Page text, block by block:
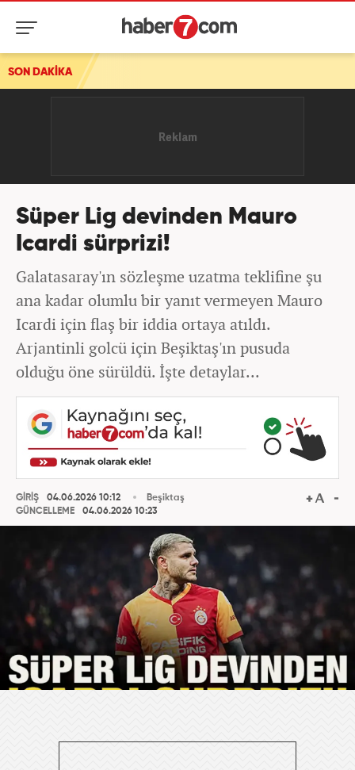
SON DAKİKA
Süper Lig devinden Mauro
Icardi sürprizi!
Galatasaray'ın sözleşme uzatma teklifine şu
ana kadar olumlu bir yanıt vermeyen Mauro
Icardi için flaş bir iddia ortaya atıldı.
Arjantinli golcü için Beşiktaş'ın pusuda
olduğu öne sürüldü. İşte detaylar...
GİRİŞ
04.06.2026 10:12
GÜNCELLEME
04.06.2026 10:23
Beşiktaş